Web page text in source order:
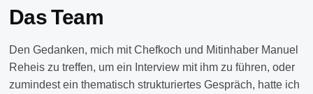
Das Team
Den Gedanken, mich mit Chefkoch und Mitinhaber Manuel
Reheis zu treffen, um ein Interview mit ihm zu führen, oder
zumindest ein thematisch strukturiertes Gespräch, hatte ich